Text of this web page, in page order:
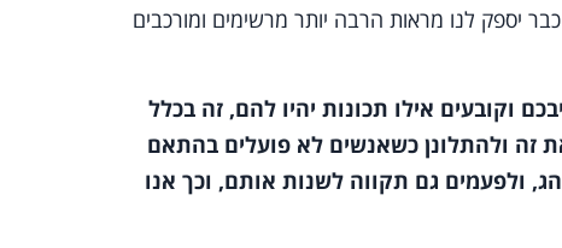
יספק לנו מראות הרבה יותר מרשימים ומורכבים
וקובעים אילו תכונות יהיו להם, זה בכלל
ולהתלונן כשאנשים לא פועלים בהתאם
ולפעמים גם תקווה לשנות אותם, וכך אנו